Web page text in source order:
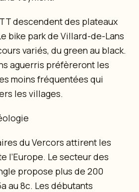
descendent des plateaux
bike park de Villard-de-Lans
variés, du green au black.
aguerris préfèreront les
moins fréquentées qui
les villages.
du Vercors attirent les
l’Europe. Le secteur des
propose plus de 200
au 8c. Les débutants